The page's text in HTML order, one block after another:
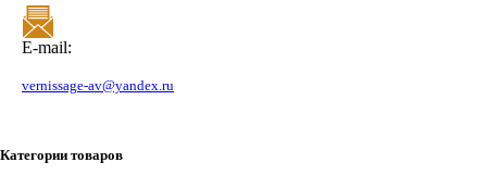
E-mail:
vernissage-av@yandex.ru
Категории товаров